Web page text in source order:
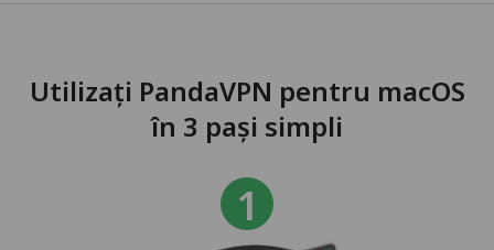
Utilizați PandaVPN pentru macOS
în 3 pași simpli